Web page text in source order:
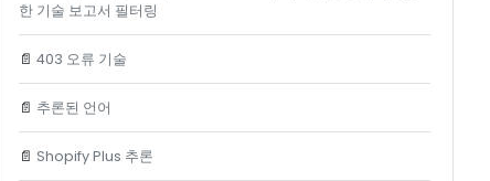
한 기술 보고서 필터링
📄 403 오류 기술
📄 추론된 언어
📄 Shopify Plus 추론